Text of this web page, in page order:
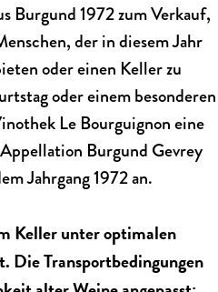
Burgund 1972 zum Verkauf,
der in diesem Jahr
oder einen Keller zu
oder einem besonderen
Le Bourguignon eine
Burgund Gevrey
Jahrgang 1972 an.
Keller unter optimalen
Die Transportbedingungen